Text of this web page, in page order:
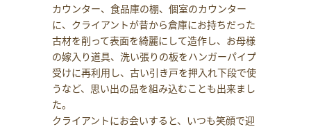
カウンター、食品庫の棚、個室のカウンター
に、クライアントが昔から倉庫にお持ちだった
古材を削って表面を綺麗にして造作し、お母様
の嫁入り道具、洗い張りの板をハンガーパイプ
受けに再利用し、古い引き戸を押入れ下段で使
うなど、思い出の品を組み込むことも出来まし
た。
クライアントにお会いすると、いつも笑顔で迎